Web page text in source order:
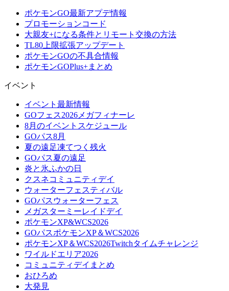
ポケモンGO最新アプデ情報
プロモーションコード
大親友+になる条件とリモート交換の方法
TL80上限拡張アップデート
ポケモンGOの不具合情報
ポケモンGOPlus+まとめ
イベント
イベント最新情報
GOフェス2026メガフィナーレ
8月のイベントスケジュール
GOパス8月
夏の遠足凍てつく残火
GOパス夏の遠足
炎と氷ふかの日
クスネコミュニティデイ
ウォーターフェスティバル
GOパスウォーターフェス
メガスターミーレイドデイ
ポケモンXP&WCS2026
GOパスポケモンXP＆WCS2026
ポケモンXP＆WCS2026Twitchタイムチャレンジ
ワイルドエリア2026
コミュニティデイまとめ
おひろめ
大発見